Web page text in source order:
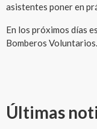
asistentes poner en
En los próximos días
Bomberos Voluntarios.
Últimas